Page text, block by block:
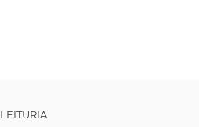
LEITURIA